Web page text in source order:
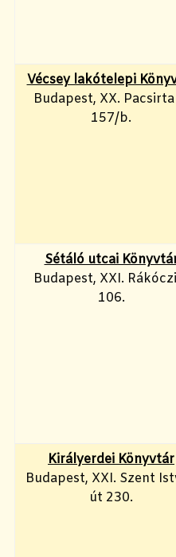
Vécsey lakótelepi
Budapest, XX. Pacsirta
157/b.
Sétáló utcai
Budapest, XXI.
106.
Királyerdei Könyvtár
Budapest, XXI. Szent
út 230.